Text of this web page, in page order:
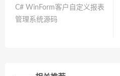
C# WinForm客户自定义报表
管理系统源码